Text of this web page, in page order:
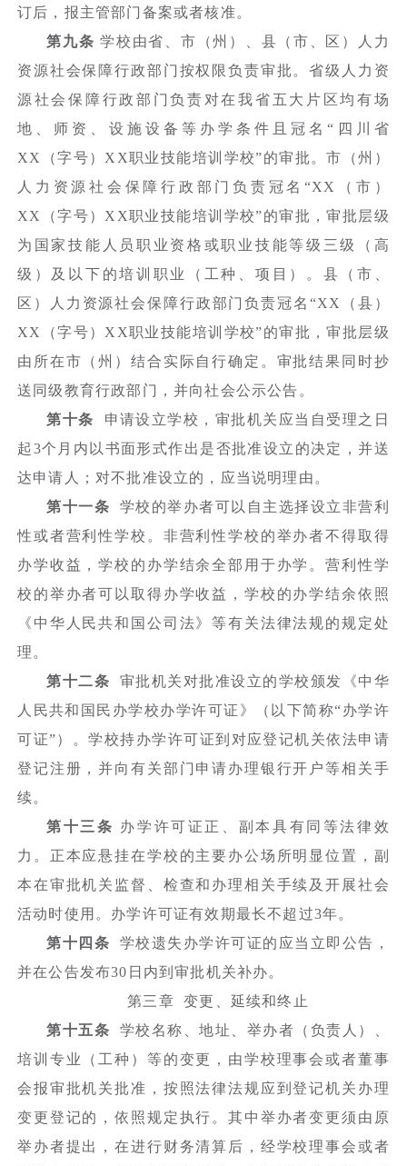
订后，报主管部门备案或者核准。
第九条 学校由省、市（州）、县（市、区）人力
资源社会保障行政部门按权限负责审批。省级人力资
源社会保障行政部门负责对在我省五大片区均有场
地、师资、设施设备等办学条件且冠名“四川省
XX（字号）XX职业技能培训学校”的审批。市（州）
人力资源社会保障行政部门负责冠名“XX（市）
XX（字号）XX职业技能培训学校”的审批，审批层级
为国家技能人员职业资格或职业技能等级三级（高
级）及以下的培训职业（工种、项目）。县（市、
区）人力资源社会保障行政部门负责冠名“XX（县）
XX（字号）XX职业技能培训学校”的审批，审批层级
由所在市（州）结合实际自行确定。审批结果同时抄
送同级教育行政部门，并向社会公示公告。
第十条 申请设立学校，审批机关应当自受理之日
起3个月内以书面形式作出是否批准设立的决定，并送
达申请人；对不批准设立的，应当说明理由。
第十一条 学校的举办者可以自主选择设立非营利
性或者营利性学校。非营利性学校的举办者不得取得
办学收益，学校的办学结余全部用于办学。营利性学
校的举办者可以取得办学收益，学校的办学结余依照
《中华人民共和国公司法》等有关法律法规的规定处
理。
第十二条 审批机关对批准设立的学校颁发《中华
人民共和国民办学校办学许可证》（以下简称“办学许
可证”）。学校持办学许可证到对应登记机关依法申请
登记注册，并向有关部门申请办理银行开户等相关手
续。
第十三条 办学许可证正、副本具有同等法律效
力。正本应悬挂在学校的主要办公场所明显位置，副
本在审批机关监督、检查和办理相关手续及开展社会
活动时使用。办学许可证有效期最长不超过3年。
第十四条 学校遗失办学许可证的应当立即公告，
并在公告发布30日内到审批机关补办。
第三章 变更、延续和终止
第十五条 学校名称、地址、举办者（负责人）、
培训专业（工种）等的变更，由学校理事会或者董事
会报审批机关批准，按照法律法规应到登记机关办理
变更登记的，依照规定执行。其中举办者变更须由原
举办者提出，在进行财务清算后，经学校理事会或者